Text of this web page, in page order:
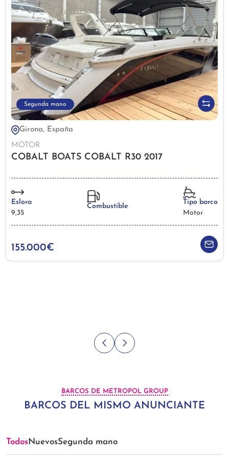
Segunda mano
Girona, España
MOTOR
COBALT BOATS COBALT R30 2017
Eslora
9,35
Combustible
Tipo barco
Motor
155.000€
BARCOS DE METROPOL GROUP
BARCOS DEL MISMO ANUNCIANTE
TodosNuevosSegunda mano